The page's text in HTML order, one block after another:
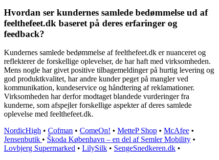
Hvordan ser kundernes samlede bedømmelse ud af
feelthefeet.dk baseret på deres erfaringer og
feedback?
Kundernes samlede bedømmelse af feelthefeet.dk er nuanceret og
reflekterer de forskellige oplevelser, de har haft med virksomheden.
Mens nogle har givet positive tilbagemeldinger på hurtig levering og
god produktkvalitet, har andre kunder peget på mangler ved
kommunikation, kundeservice og håndtering af reklamationer.
Virksomheden har derfor modtaget blandede vurderinger fra
kunderne, som afspejler forskellige aspekter af deres samlede
oplevelse med feelthefeet.dk.
NordicHigh • Cofman • ComeOn! • MetteP Shop • McAfee •
Jensenbutik • Škoda København – en del af Semler Mobility •
Lovbjerg Supermarked • LilySilk • SengeSnedkeren.dk •